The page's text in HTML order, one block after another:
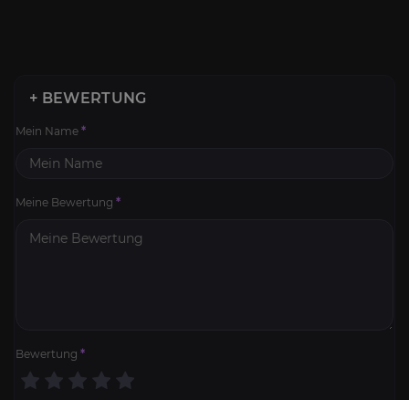
+ BEWERTUNG
Mein Name *
Meine Bewertung *
Bewertung *